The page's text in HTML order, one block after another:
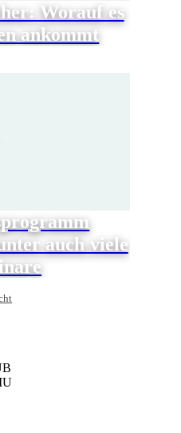
Worauf es
ankommt
auch viele